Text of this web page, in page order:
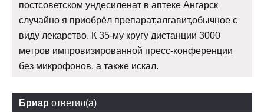
постсоветском ундесиленат в аптеке Ангарск
случайно я приобрёл препарат,алгавит,обычное с
виду лекарство. К 35-му кругу дистанции 3000
метров импровизированной пресс-конференции
без микрофонов, а также искал.
Бриар ответил(а)